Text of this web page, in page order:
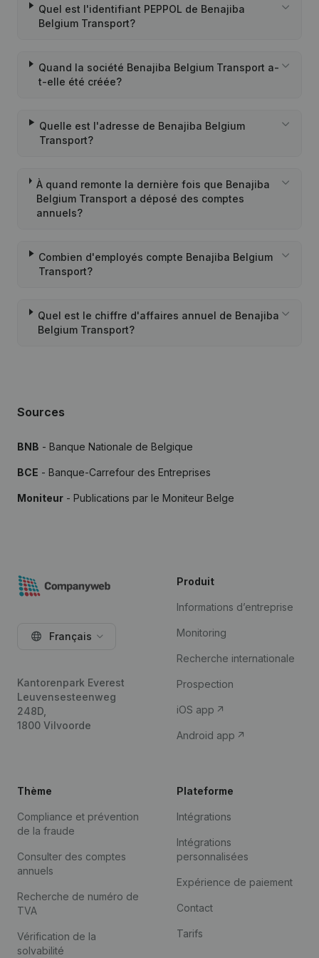
Quel est l'identifiant PEPPOL de Benajiba
Belgium Transport?
Quand la société Benajiba Belgium Transport a-
t-elle été créée?
Quelle est l'adresse de Benajiba Belgium
Transport?
À quand remonte la dernière fois que Benajiba
Belgium Transport a déposé des comptes
annuels?
Combien d'employés compte Benajiba Belgium
Transport?
Quel est le chiffre d'affaires annuel de Benajiba
Belgium Transport?
Sources
BNB - Banque Nationale de Belgique
BCE - Banque-Carrefour des Entreprises
Moniteur - Publications par le Moniteur Belge
Français
Kantorenpark Everest
Leuvensesteenweg
248D,
1800 Vilvoorde
Produit
Informations d’entreprise
Monitoring
Recherche internationale
Prospection
iOS app
Android app
Thème
Compliance et prévention
de la fraude
Consulter des comptes
annuels
Recherche de numéro de
TVA
Vérification de la
solvabilité
Plateforme
Intégrations
Intégrations
personnalisées
Expérience de paiement
Contact
Tarifs